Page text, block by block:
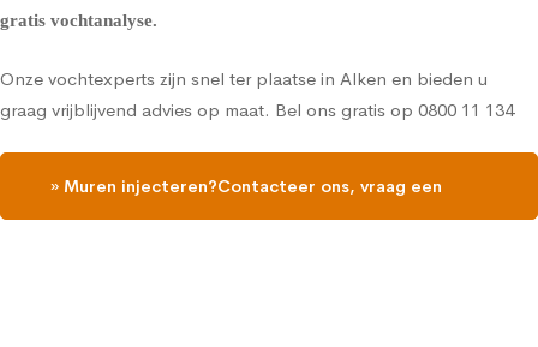
gratis vochtanalyse.
Onze vochtexperts zijn snel ter plaatse in Alken en bieden u
graag vrijblijvend advies op maat. Bel ons gratis op 0800 11 134
» Muren injecteren?Contacteer ons, vraag een